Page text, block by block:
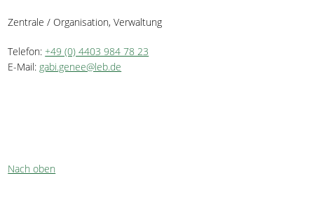
Zentrale / Organisation, Verwaltung
Telefon:+49 (0) 4403 984 78 23
E-Mail: gabi.genee@leb.de
Nach oben